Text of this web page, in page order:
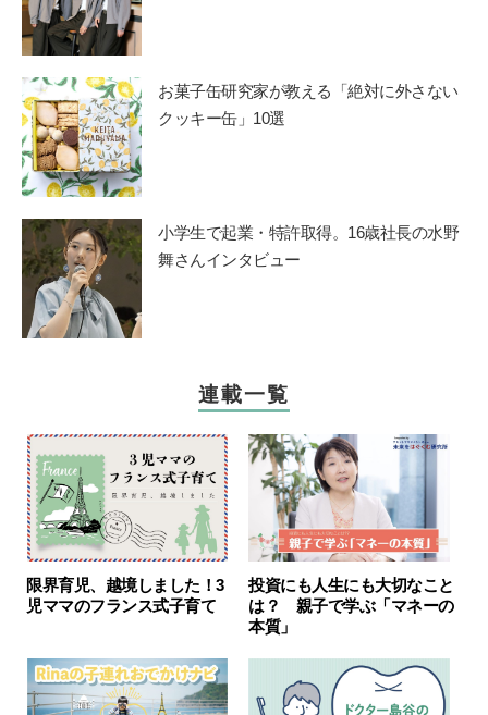
お菓子缶研究家が教える「絶対に外さない
クッキー缶」10選
小学生で起業・特許取得。16歳社長の水野
舞さんインタビュー
連載一覧
限界育児、越境しました！3
児ママのフランス式子育て
投資にも人生にも大切なこと
は？ 親子で学ぶ「マネーの
本質」